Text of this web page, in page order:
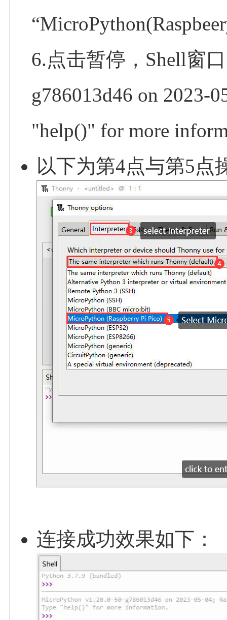
6.点击暂停，Shell窗
g786013d46 on 2023-
"help()" for more
以下为第4点与第5点
连接成功效果如下：